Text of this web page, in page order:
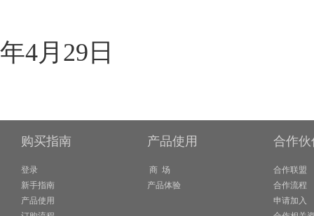
年4月29日
购买指南
登录
新手指南
产品使用
产品使用
商 场
产品体验
合作伙
合作联盟
合作流程
申请加入